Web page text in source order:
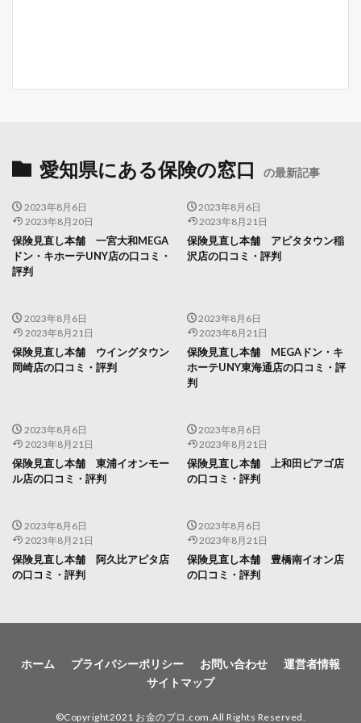
愛知県にある保険の窓口 の最新記事
2023年8月6日
2023年8月20日
保険見直し本舗 一宮大和MEGA
ドン・キホーテUNY店の口コミ・
評判
2023年8月6日
2023年8月21日
保険見直し本舗 アピタタウン稲
沢店の口コミ・評判
2023年8月6日
2023年8月21日
保険見直し本舗 ウイングタウン
岡崎店の口コミ・評判
2023年8月6日
2023年8月21日
保険見直し本舗 MEGAドン・キ
ホーテUNY東海通店の口コミ・評
判
2023年8月6日
2023年8月21日
保険見直し本舗 東浦イオンモー
ル店の口コミ・評判
2023年8月6日
2023年8月21日
保険見直し本舗 上和田ピアゴ店
の口コミ・評判
2023年8月6日
2023年8月21日
保険見直し本舗 阿久比アピタ店
の口コミ・評判
2023年8月6日
2023年8月21日
保険見直し本舗 豊橋南イオン店
の口コミ・評判
ホーム プライバシーポリシー お問い合わせ
運営者情報
サイトマップ
©Copyright2021 お金のプロ.com.All Rights Reserved.